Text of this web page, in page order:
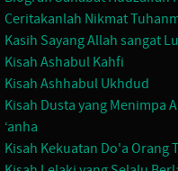
Ceritakanlah Nikmat
Kasih Sayang Allah sangat
Kisah Ashabul Kahfi
Kisah Ashhabul Ukhdud
Kisah Dusta yang Menimpa
‘anha
Kisah Kekuatan Do'a Orang